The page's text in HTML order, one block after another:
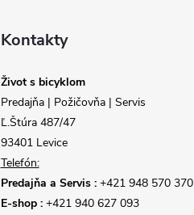
Kontakty
Život s bicyklom
Predajňa | Požičovňa | Servis
Ľ.Štúra 487/47
93401 Levice
Telefón:
Predajňa a Servis :+421 948 570 370
E-shop : +421 940 627 093